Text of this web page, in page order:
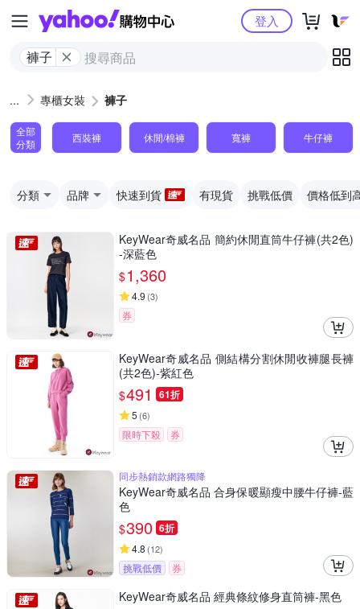
Yahoo購物中心
褲子
登入
專櫃女裝 褲子
全部
分類
西裝褲 休閒/棉褲 寬褲 牛仔褲
分類 品牌 快速到貨 有現貨 挑戰低價 價格低到
KeyWear奇威名品 簡約休閒直筒牛仔褲(共2色)
-深藍色
$1,360
4.9 (3)
券
KeyWear奇威名品 側結構分割休閒收褲腿長褲
(共2色)-紫紅色
$491 61折
5 (6)
限時下殺 券
同步熱銷款網路獨降
KeyWear奇威名品 合身保暖顯瘦中腰牛仔褲-藍
色
$390 6折
4.8 (12)
挑戰低價 券
KeyWear奇威名品 經典條紋修身直筒褲-黑色